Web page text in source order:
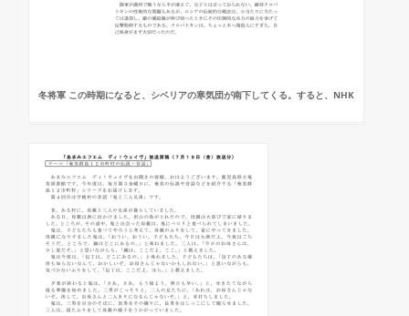
冬将軍 この時期になると、シベリアの寒気団が南下してくる。すると、NHK